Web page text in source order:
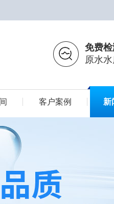
免费检
原水
客户案例 新